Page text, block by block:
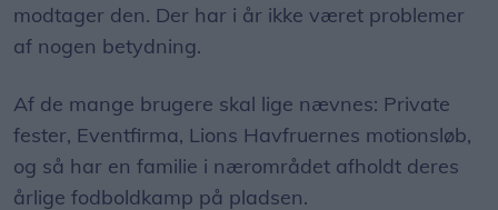
modtager den. Der har i år ikke været problemer
af nogen betydning.
Af de mange brugere skal lige nævnes: Private
fester, Eventfirma, Lions Havfruernes motionsløb,
og så har en familie i nærområdet afholdt deres
årlige fodboldkamp på pladsen.